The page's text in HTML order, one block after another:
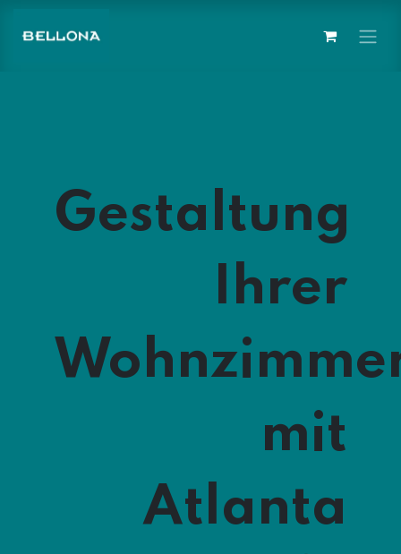
Gestaltung
Ihrer
mit
Atlanta